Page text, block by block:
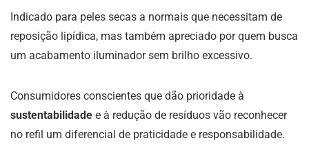
Indicado para peles secas a normais que necessitam de
reposição lipídica, mas também apreciado por quem busca
um acabamento iluminador sem brilho excessivo.
Consumidores conscientes que dão prioridade à
sustentabilidade e à redução de resíduos vão reconhecer
no refil um diferencial de praticidade e responsabilidade.